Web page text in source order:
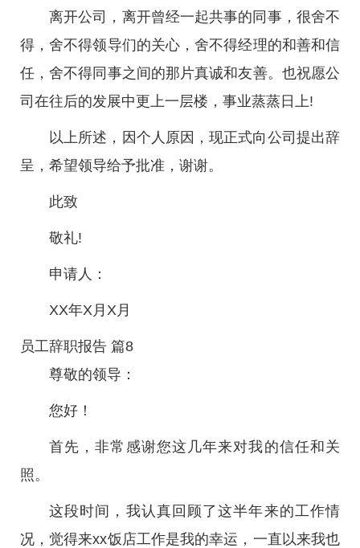
离开公司，离开曾经一起共事的同事，很舍不
得，舍不得领导们的关心，舍不得经理的和善和信
任，舍不得同事之间的那片真诚和友善。也祝愿公
司在往后的发展中更上一层楼，事业蒸蒸日上!
以上所述，因个人原因，现正式向公司提出辞
呈，希望领导给予批准，谢谢。
此致
敬礼!
申请人：
XX年X月X月
员工辞职报告 篇8
尊敬的领导：
您好！
首先，非常感谢您这几年来对我的信任和关
照。
这段时间，我认真回顾了这半年来的工作情
况，觉得来xx饭店工作是我的幸运，一直以来我也